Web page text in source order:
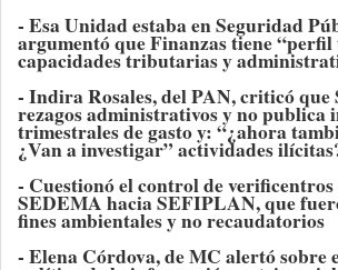
- Esa Unidad estaba en Seguridad
argumentó que Finanzas tiene “perfil
capacidades tributarias y
- Indira Rosales, del PAN, criticó que
rezagos administrativos y no publica
trimestrales de gasto y: “¿ahora
¿Van a investigar” actividades
- Cuestionó el control de verificentros
SEDEMA hacia SEFIPLAN, que
fines ambientales y no recaudatorios
- Elena Córdova, de MC alertó sobre